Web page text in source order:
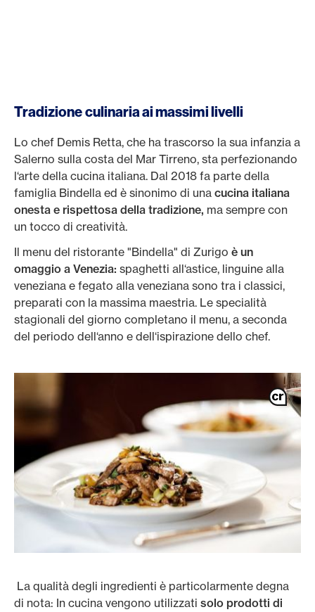
Tradizione culinaria ai massimi livelli
Lo chef Demis Retta, che ha trascorso la sua infanzia a
Salerno sulla costa del Mar Tirreno, sta perfezionando
l‘arte della cucina italiana. Dal 2018 fa parte della
famiglia Bindella ed è sinonimo di una cucina italiana
onesta e rispettosa della tradizione, ma sempre con
un tocco di creatività.
Il menu del ristorante "Bindella" di Zurigo è un
omaggio a Venezia: spaghetti all‘astice, linguine alla
veneziana e fegato alla veneziana sono tra i classici,
preparati con la massima maestria. Le specialità
stagionali del giorno completano il menu, a seconda
del periodo dell‘anno e dell‘ispirazione dello chef.
La qualità degli ingredienti è particolarmente degna
di nota: In cucina vengono utilizzati solo prodotti di